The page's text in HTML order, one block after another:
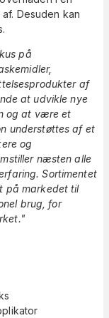
Desuden kan
på
af
at udvikle nye
og at være et
understøttes af et
og
næsten alle
Sortimentet
på markedet til
brug, for